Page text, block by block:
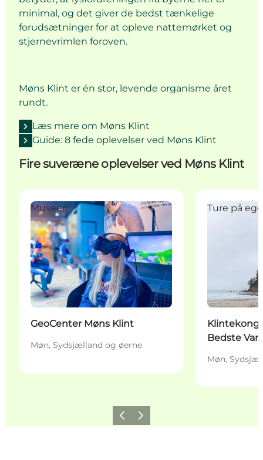
minimal, og det giver de bedst tænkelige
forudsætninger for at opleve nattemørket og
stjernevrimlen foroven.
Møns Klint er én stor, levende organisme året
rundt.
Læs mere om Møns Klint
Guide: 8 fede oplevelser ved Møns Klint
Fire suveræne oplevelser ved Møns Klint
GeoCenter Møns Klint
Museer
GeoCenter Møns Klint
Møn, Sydsjælland og øerne
Ture på
Bedste
Møn,
ForrigeNæste